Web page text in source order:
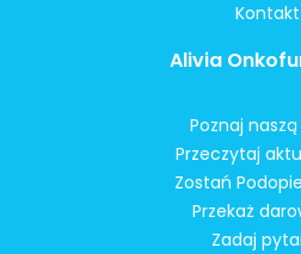
Kontakt
Alivia
Poznaj
Przeczytaj
Zostań
Przekaż
Zadaj